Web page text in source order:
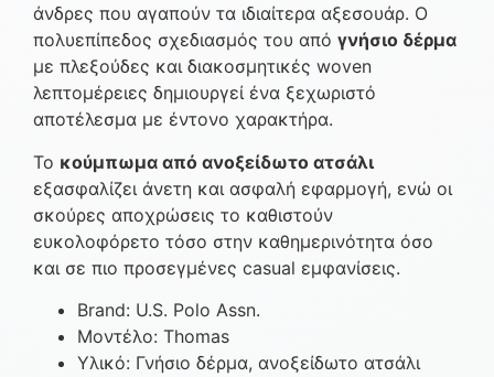
άνδρες που αγαπούν τα ιδιαίτερα αξεσουάρ. Ο
πολυεπίπεδος σχεδιασμός του από γνήσιο δέρμα
με πλεξούδες και διακοσμητικές woven
λεπτομέρειες δημιουργεί ένα ξεχωριστό
αποτέλεσμα με έντονο χαρακτήρα.
Το κούμπωμα από ανοξείδωτο ατσάλι
εξασφαλίζει άνετη και ασφαλή εφαρμογή, ενώ οι
σκούρες αποχρώσεις το καθιστούν
ευκολοφόρετο τόσο στην καθημερινότητα όσο
και σε πιο προσεγμένες casual εμφανίσεις.
Brand: U.S. Polo Assn.
Μοντέλο: Thomas
Υλικό: Γνήσιο δέρμα, ανοξείδωτο ατσάλι